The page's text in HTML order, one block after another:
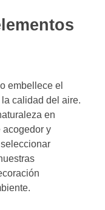
embellece el
calidad del aire.
en
acogedor y